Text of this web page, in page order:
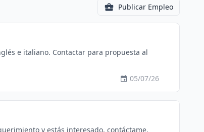
Publicar Empleo
05/07/26
y estás interesado, contáctame.